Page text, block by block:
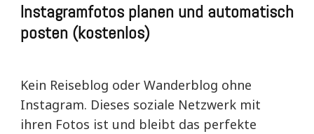
Instagramfotos planen und automatisch
posten (kostenlos)
Kein Reiseblog oder Wanderblog ohne
Instagram. Dieses soziale Netzwerk mit
ihren Fotos ist und bleibt das perfekte